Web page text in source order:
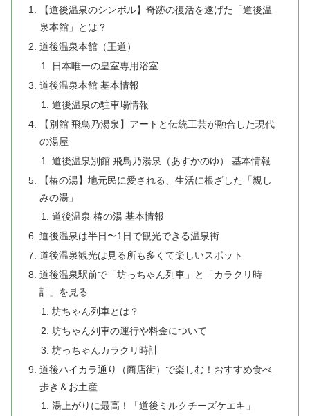
【道後温泉のシンボル】奇跡の復活を遂げた「道後温
泉本館」とは？
道後温泉本館（王道）
日本唯一の皇室専用浴室
道後温泉本館 基本情報
道後温泉の駐車場情報
【別館 飛鳥乃湯泉】アートと伝統工芸が融合した現代
の湯屋
道後温泉別館 飛鳥乃湯泉（あすかのゆ） 基本情報
【椿の湯】地元民に愛される、生活に根ざした「親し
みの湯」
道後温泉 椿の湯 基本情報
道後温泉は半日〜1日で観光できる温泉街
道後温泉観光は見る所も多くて楽しいスポット
道後温泉駅前で「坊っちゃん列車」と「カラクリ時
計」を見る
坊ちゃん列車とは？
坊ちゃん列車の運行や料金について
坊っちゃんカラクリ時計
道後ハイカラ通り（商店街）で楽しむ！おすすめ食べ
歩き＆お土産
湯上がりに最高！「道後ミルクチーズケエキ」